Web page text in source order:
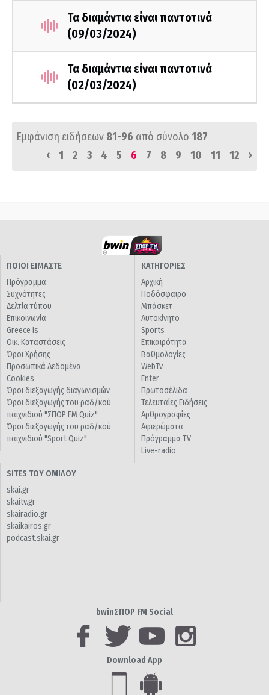
Τα διαμάντια είναι παντοτινά
(09/03/2024)
Τα διαμάντια είναι παντοτινά
(02/03/2024)
Εμφάνιση ειδήσεων 81-96 από σύνολο 187
‹
1 2 3 4 5 6 7 8 9 10 11 12 ›
ΠΟΙΟΙ ΕΙΜΑΣΤΕ
Πρόγραμμα
Συχνότητες
Δελτία τύπου
Επικοινωνία
Greece Is
Οικ. Καταστάσεις
Όροι Χρήσης
Προσωπικά Δεδομένα
Cookies
Όροι διεξαγωγής διαγωνισμών
Όροι διεξαγωγής του ραδ/κού
παιχνιδιού "ΣΠΟΡ FM Quiz"
Όροι διεξαγωγής του ραδ/κού
παιχνιδιού "Sport Quiz"
ΚΑΤΗΓΟΡΙΕΣ
Αρχική
Ποδόσφαιρο
Μπάσκετ
Αυτοκίνητο
Sports
Επικαιρότητα
Βαθμολογίες
WebTv
Enter
Πρωτοσέλιδα
Τελευταίες Ειδήσεις
Αρθρογραφίες
Αφιερώματα
Πρόγραμμα TV
Live-radio
SITES ΤΟΥ ΟΜΙΛΟΥ
skai.gr
skaitv.gr
skairadio.gr
skaikairos.gr
podcast.skai.gr
bwinΣΠΟΡ FM Social
Download App